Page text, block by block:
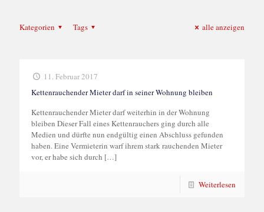
Kategorien Tags alle anzeigen
11. Februar 2017
Kettenrauchender Mieter darf in seiner Wohnung bleiben
Kettenrauchender Mieter darf weiterhin in der Wohnung
bleiben Dieser Fall eines Kettenrauchers ging durch alle
Medien und dürfte nun endgültig einen Abschluss gefunden
haben. Eine Vermieterin warf ihrem stark rauchenden Mieter
vor, er habe sich durch […]
Weiterlesen